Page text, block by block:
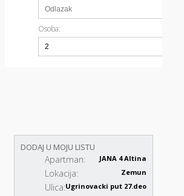
Osoba:
DODAJ U MOJU LISTU
Apartman: JANA 4 Altina
Lokacija: Zemun
Ulica:Ugrinovacki put 27.deo